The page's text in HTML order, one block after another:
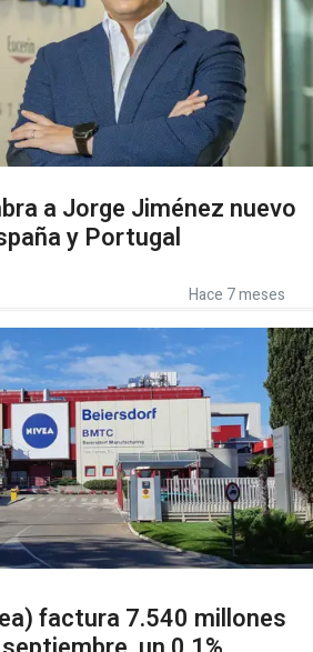
a Jorge Jiménez nuevo
y Portugal
Hace 7 meses
factura 7.540 millones